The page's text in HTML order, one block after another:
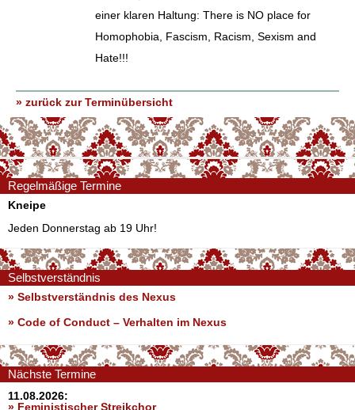
einer klaren Haltung: There is NO place for
Homophobia, Fascism, Racism, Sexism and
Hate!!!
» zurück zur Terminübersicht
Regelmäßige Termine
Kneipe
Jeden Donnerstag ab 19 Uhr!
Selbstverständnis
» Selbstverständnis des Nexus
» Code of Conduct – Verhalten im Nexus
Nächste Termine
11.08.2026:
» Feministischer Streikchor